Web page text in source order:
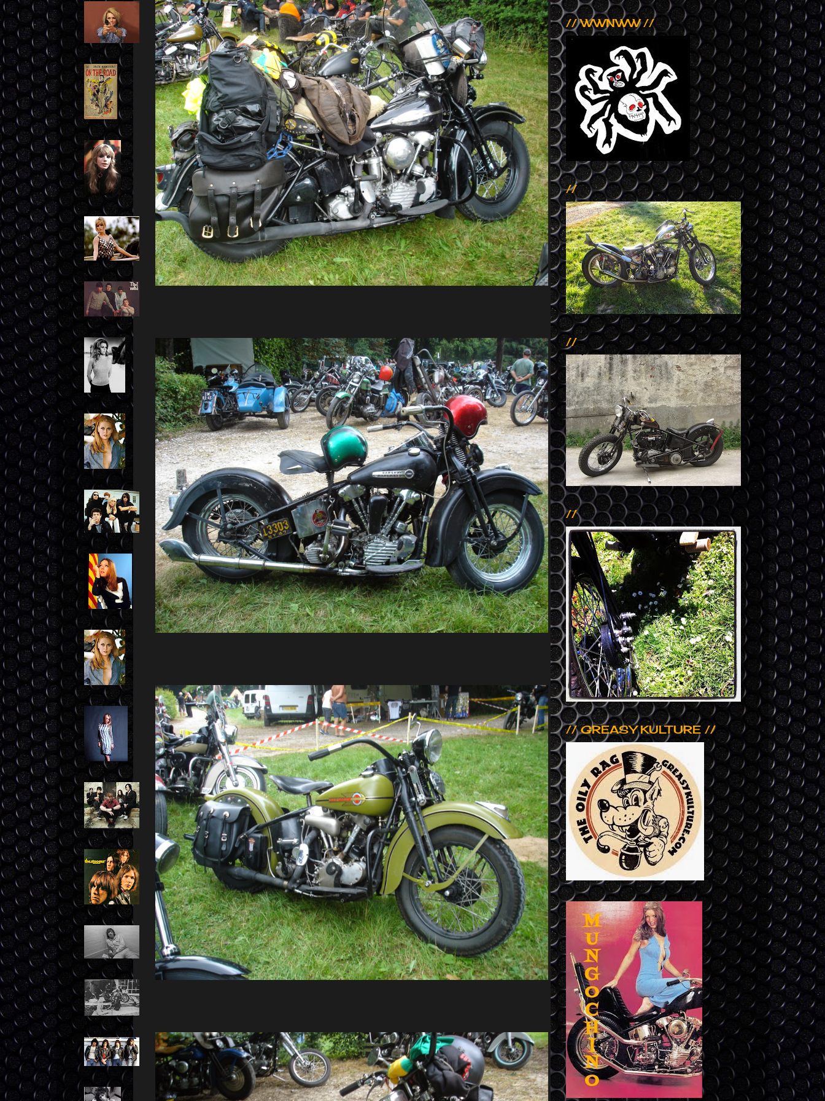
// WWNWW //
//
//
//
// GREASY KULTURE //